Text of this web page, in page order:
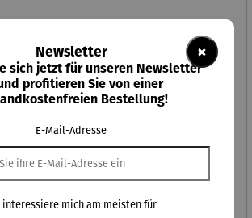
×
Newsletter
sich jetzt für unseren Newsletter
profitieren Sie von einer
Bestellung!
E-Mail-Adresse
interessiere mich am meisten für